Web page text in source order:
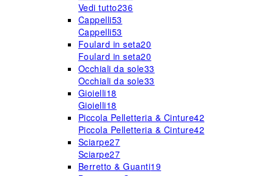
Vedi tutto236
Cappelli53
Cappelli53
Foulard in seta20
Foulard in seta20
Occhiali da sole33
Occhiali da sole33
Gioielli18
Gioielli18
Piccola Pelletteria & Cinture42
Piccola Pelletteria & Cinture42
Sciarpe27
Sciarpe27
Berretto & Guanti19